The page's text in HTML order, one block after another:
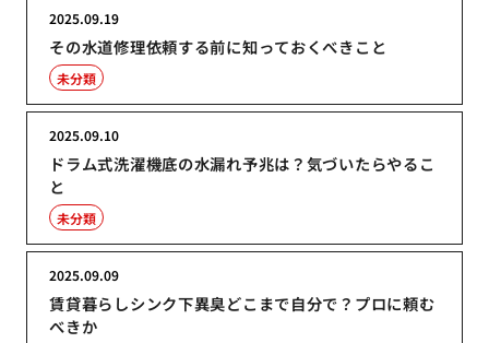
その水道修理依頼する前に知っておくべきこと
2025.09.19
未分類
ドラム式洗濯機底の水漏れ予兆は？気づいたらやるこ
と
2025.09.10
未分類
賃貸暮らしシンク下異臭どこまで自分で？プロに頼む
べきか
2025.09.09